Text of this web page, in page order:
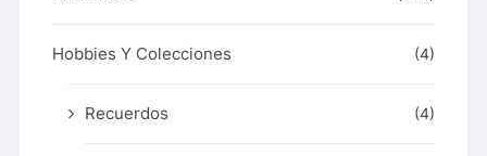
Hobbies Y Colecciones (4)
Recuerdos (4)